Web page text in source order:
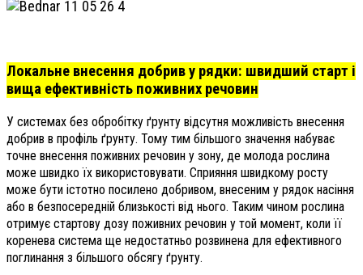
Локальне внесення добрив у рядки: швидший старт і
вища ефективність поживних речовин
У системах без обробітку ґрунту відсутня можливість внесення
добрив в профіль ґрунту. Тому тим більшого значення набуває
точне внесення поживних речовин у зону, де молода рослина
може швидко їх використовувати. Сприяння швидкому росту
може бути істотно посилено добривом, внесеним у рядок насіння
або в безпосередній близькості від нього. Таким чином рослина
отримує стартову дозу поживних речовин у той момент, коли її
коренева система ще недостатньо розвинена для ефективного
поглинання з більшого обсягу ґрунту.